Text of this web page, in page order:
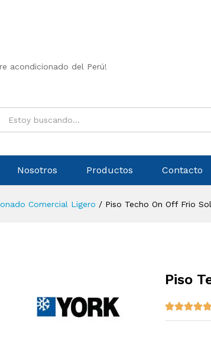
acondicionado del Perú!
Nosotros Productos Contacto
Comercial Ligero / Piso Techo On Off Frio
Piso